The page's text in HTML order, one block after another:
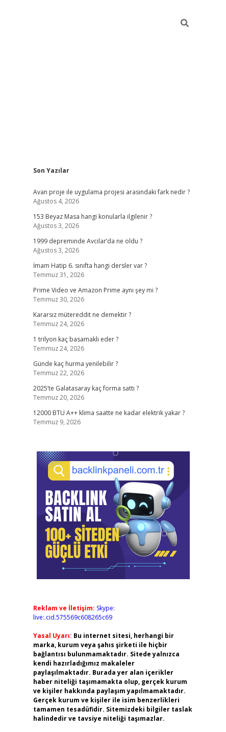
Sidebar
Son Yazılar
Avan proje ile uygulama projesi arasındaki fark nedir ?
Ağustos 4, 2026
153 Beyaz Masa hangi konularla ilgilenir ?
Ağustos 3, 2026
1999 depreminde Avcılar’da ne oldu ?
Ağustos 3, 2026
İmam Hatip 6. sınıfta hangi dersler var ?
Temmuz 31, 2026
Prime Video ve Amazon Prime aynı şey mi ?
Temmuz 30, 2026
Kararsız mütereddit ne demektir ?
Temmuz 24, 2026
1 trilyon kaç basamaklı eder ?
Temmuz 24, 2026
Günde kaç hurma yenilebilir ?
Temmuz 22, 2026
2025’te Galatasaray kaç forma sattı ?
Temmuz 20, 2026
12000 BTU A++ klima saatte ne kadar elektrik yakar ?
Temmuz 9, 2026
Reklam ve İletişim: Skype:
live:.cid.575569c608265c69
Yasal Uyarı: Bu internet sitesi, herhangi bir
marka, kurum veya şahıs şirketi ile hiçbir
bağlantısı bulunmamaktadır. Sitede yalnızca
kendi hazırladığımız makaleler
paylaşılmaktadır. Burada yer alan içerikler
haber niteliği taşımamakta olup, gerçek kurum
ve kişiler hakkında paylaşım yapılmamaktadır.
Gerçek kurum ve kişiler ile isim benzerlikleri
tamamen tesadüfidir. Sitemizdeki bilgiler taslak
halindedir ve tavsiye niteliği taşımazlar.